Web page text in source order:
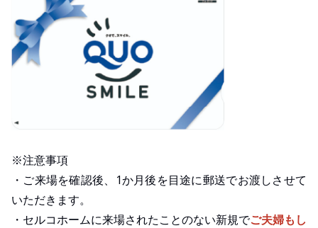
※注意事項
・ご来場を確認後、1か月後を目途に郵送でお渡しさせて
いただきます。
・セルコホームに来場されたことのない新規でご夫婦もし